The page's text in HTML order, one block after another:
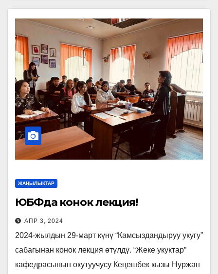
ЖАҢЫЛЫКТАР
ЮБФда конок лекция!
АПР 3, 2024
2024-жылдын 29-март күнү “Камсыздандыруу укугу”
сабагынан конок лекция өтүлдү. “Жеке укуктар”
кафедрасынын окутуучусу Кеңешбек кызы Нуржан